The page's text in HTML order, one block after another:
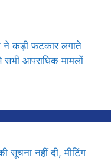
ने कड़ी फटकार लगाते
सभी आपराधिक मामलों
नहीं दी, मीटिंग